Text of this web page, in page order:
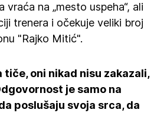
na „mesto uspeha“, ali
trenera i očekuje veliki broj
"Rajko Mitić".
tiče, oni nikad nisu zakazali,
je samo na
poslušaju svoja srca, da